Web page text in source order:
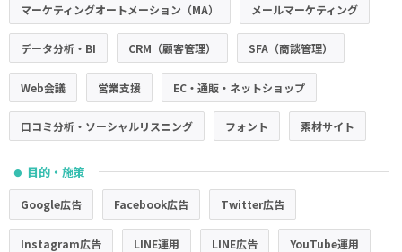
マーケティングオートメーション（MA） メールマーケティング
データ分析・BI CRM（顧客管理） SFA（商談管理）
Web会議 営業支援 EC・通販・ネットショップ
口コミ分析・ソーシャルリスニング フォント 素材サイト
● 目的・施策
Google広告 Facebook広告 Twitter広告
Instagram広告 LINE運用 LINE広告 YouTube運用